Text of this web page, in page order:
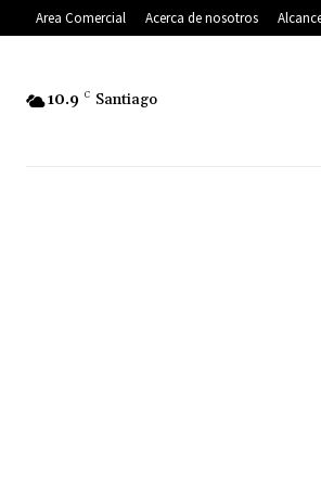
Area Comercial Acerca de nosotros
10.9 C Santiago